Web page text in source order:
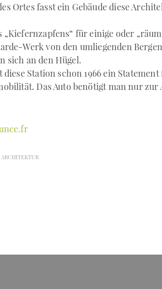
Ortes fasst ein Gebäude diese
„Kiefernzapfens“ für einige oder
Werk von den umliegenden
sich an den Hügel.
diese Station schon 1966 ein
Das Auto benötigt man nur zur
ARCHITEKTUR